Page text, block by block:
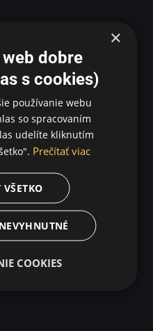
×
dobre
s cookies)
používanie webu
so spracovaním
udelíte kliknutím
Prečítať viac
COOKIES